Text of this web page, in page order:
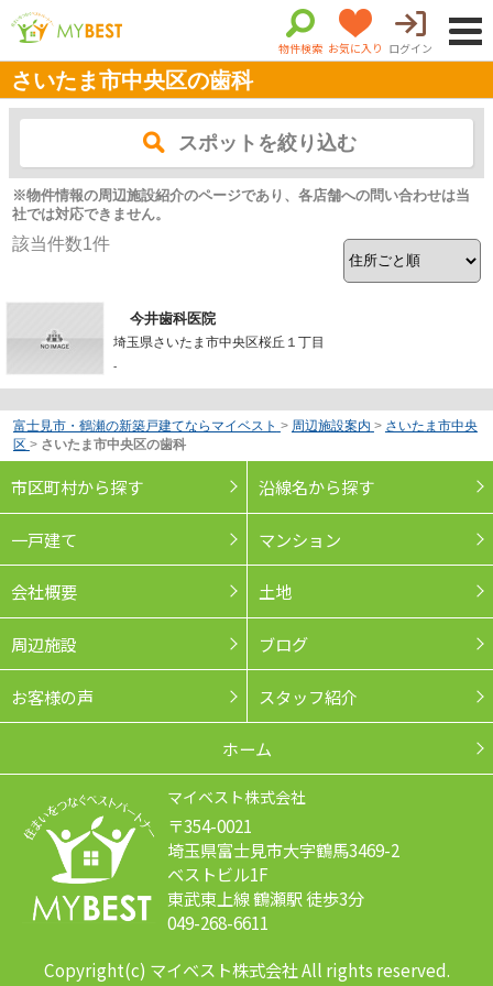
物件検索 お気に入り ログイン
さいたま市中央区の歯科
スポットを絞り込む
※物件情報の周辺施設紹介のページであり、各店舗への問い合わせは当
社では対応できません。
該当件数1件
今井歯科医院
埼玉県さいたま市中央区桜丘１丁目
-
富士見市・鶴瀬の新築戸建てならマイベスト > 周辺施設案内 > さいたま市中央
区 > さいたま市中央区の歯科
市区町村から探す 沿線名から探す
一戸建て マンション
会社概要 土地
周辺施設 ブログ
お客様の声 スタッフ紹介
ホーム
マイベスト株式会社
〒354-0021
埼玉県富士見市大字鶴馬3469-2
ベストビル1F
東武東上線 鶴瀬駅 徒歩3分
049-268-6611
Copyright(c) マイベスト株式会社 All rights reserved.